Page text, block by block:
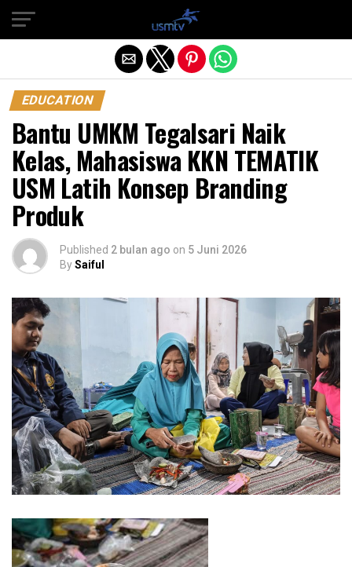
EDUCATION
Bantu UMKM Tegalsari Naik
Kelas, Mahasiswa KKN TEMATIK
USM Latih Konsep Branding
Produk
Published 2 bulan ago on 5 Juni 2026
BySaiful
Exit mobile version